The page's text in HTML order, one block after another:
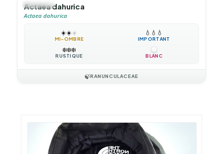
🪴VIVACE
Actaea dahurica
Actaea dahurica
☀️☀️☀️
MI-OMBRE
💧 💧 💧
IMPORTANT
❄️❄️❄️
RUSTIQUE BLANC
🍃RANUNCULACEAE